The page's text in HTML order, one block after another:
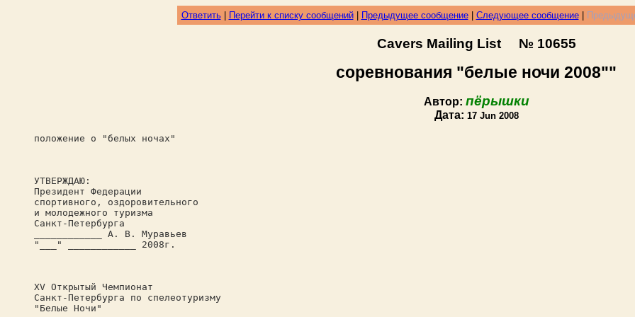
Ответить| Перейти к списку сообщений| Предыдущее сообщение| Следующее сообщение|
Cavers Mailing List № 10655
соревнования "белые ночи 2008""
Автор: пёрышки
Дата: 17 Jun 2008
положение о "белых ночах"
УТВЕРЖДАЮ:
Президент Федерации
спортивного, оздоровительного
и молодежного туризма
Санкт-Петербурга
____________ А. В. Муравьев
"___" ____________ 2008г.
XV Открытый Чемпионат
Санкт-Петербурга по спелеотуризму
"Белые Ночи"